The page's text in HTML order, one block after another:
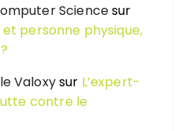
Sciencesur
personne physique,
Valoxysur L’expert-
contre le